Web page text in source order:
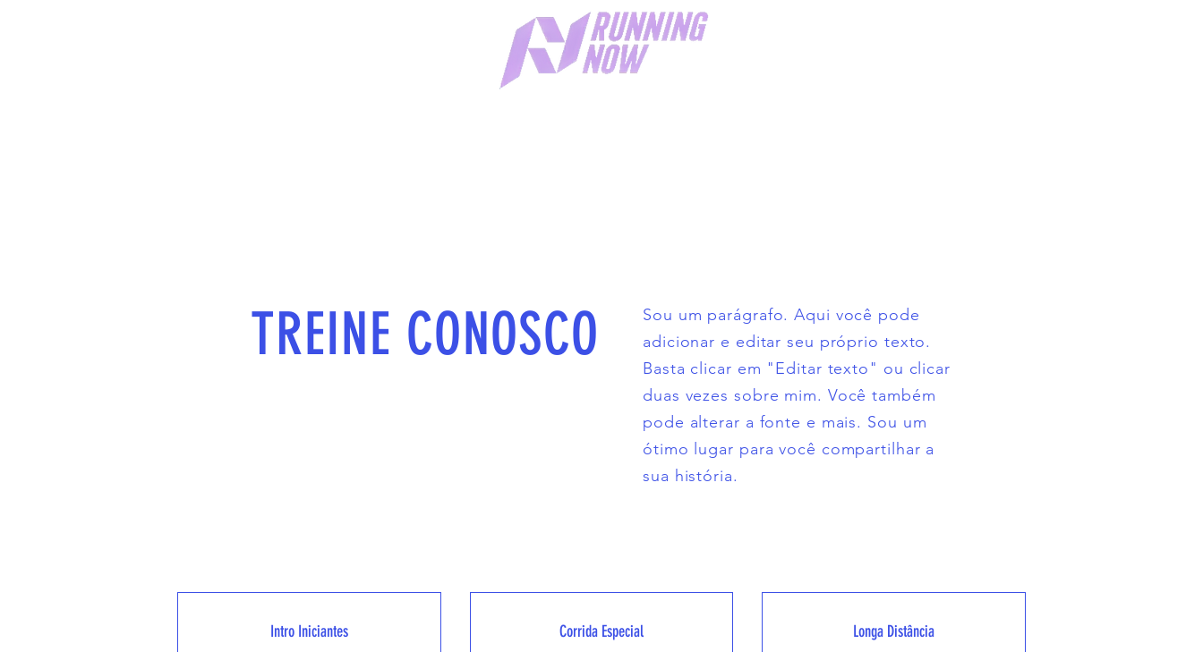
TREINE CONOSCO
Sou um parágrafo. Aqui você pode
adicionar e editar seu próprio texto.
Basta clicar em "Editar texto" ou clicar
duas vezes sobre mim. Você também
pode alterar a fonte e mais. Sou um
ótimo lugar para você compartilhar a
sua história.
Intro Iniciantes
Corrida Especial
Longa Distância